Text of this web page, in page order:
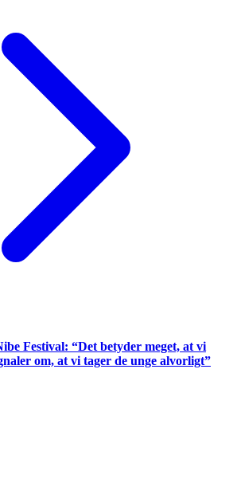
Festival: “Det betyder meget, at vi
om, at vi tager de unge alvorligt”